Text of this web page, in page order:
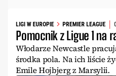
LIGI W EUROPIE PREMIER LEAGUE
Pomocnik z Ligue 1 na
Włodarze Newcastle
środka pola. Na ich liście
Emile Hojbjerg z Marsylii.